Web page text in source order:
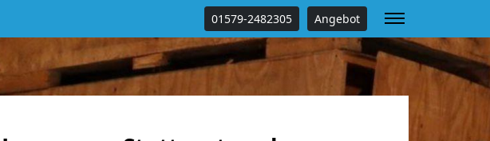
01579-2482305 Angebot